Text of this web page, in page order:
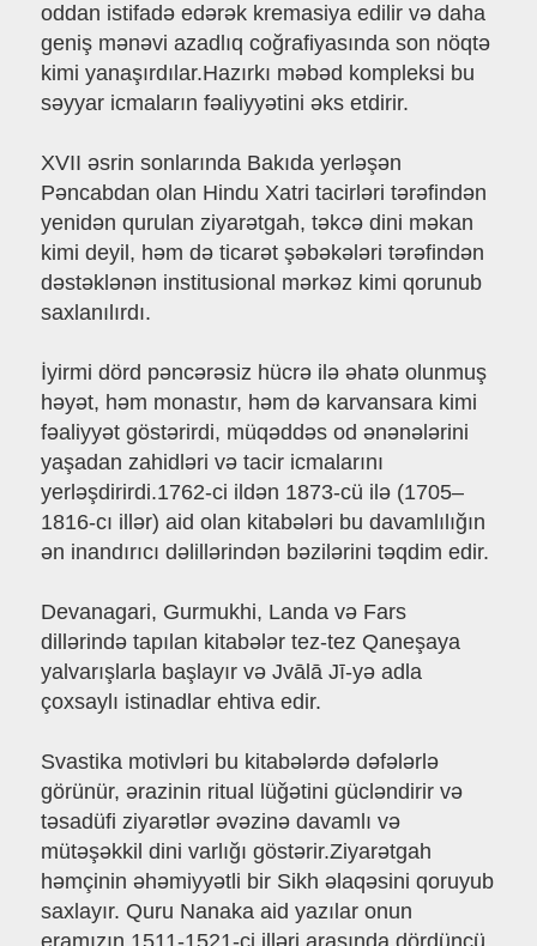
oddan istifadə edərək kremasiya edilir və daha
geniş mənəvi azadlıq coğrafiyasında son nöqtə
kimi yanaşırdılar.Hazırkı məbəd kompleksi bu
səyyar icmaların fəaliyyətini əks etdirir.
XVII əsrin sonlarında Bakıda yerləşən
Pəncabdan olan Hindu Xatri tacirləri tərəfindən
yenidən qurulan ziyarətgah, təkcə dini məkan
kimi deyil, həm də ticarət şəbəkələri tərəfindən
dəstəklənən institusional mərkəz kimi qorunub
saxlanılırdı.
İyirmi dörd pəncərəsiz hücrə ilə əhatə olunmuş
həyət, həm monastır, həm də karvansara kimi
fəaliyyət göstərirdi, müqəddəs od ənənələrini
yaşadan zahidləri və tacir icmalarını
yerləşdirirdi.1762-ci ildən 1873-cü ilə (1705–
1816-cı illər) aid olan kitabələri bu davamlılığın
ən inandırıcı dəlillərindən bəzilərini təqdim edir.
Devanagari, Gurmukhi, Landa və Fars
dillərində tapılan kitabələr tez-tez Qaneşaya
yalvarışlarla başlayır və Jvālā Jī-yə adla
çoxsaylı istinadlar ehtiva edir.
Svastika motivləri bu kitabələrdə dəfələrlə
görünür, ərazinin ritual lüğətini gücləndirir və
təsadüfi ziyarətlər əvəzinə davamlı və
mütəşəkkil dini varlığı göstərir.Ziyarətgah
həmçinin əhəmiyyətli bir Sikh əlaqəsini qoruyub
saxlayır. Quru Nanaka aid yazılar onun